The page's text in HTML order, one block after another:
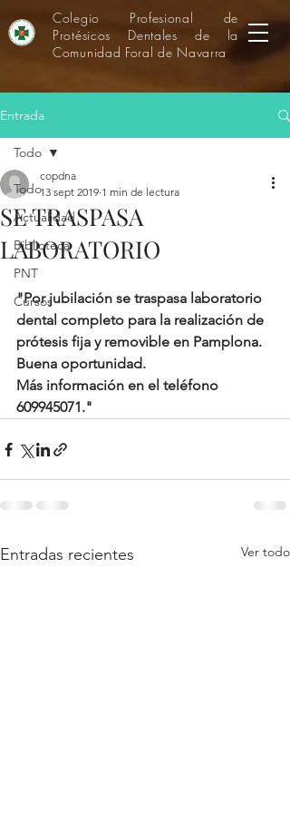
Colegio Profesional de
Protésicos Dentales de la
Comunidad Foral de Navarra
Entrada
Todo
Actualidad
Biblioteca
PNT
Cursos
Todo
SE TRASPASA
LABORATORIO
copdna
13 sept 2019 1 min de lectura
"Por jubilación se traspasa laboratorio
dental completo para la realización de
prótesis fija y removible en Pamplona.
Buena oportunidad.
Más información en el teléfono
609945071."
Entradas recientes Ver todo